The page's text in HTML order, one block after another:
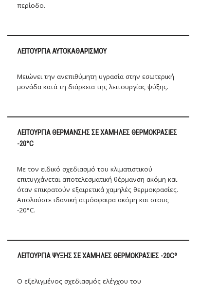
περίοδο.
ΛΕΙΤΟΥΡΓΊΑ ΑΥΤΟΚΑΘΑΡΙΣΜΟΎ
Μειώνει την ανεπιθύμητη υγρασία στην εσωτερική
μονάδα κατά τη διάρκεια της λειτουργίας ψύξης.
ΛΕΙΤΟΥΡΓΊΑ ΘΈΡΜΑΝΣΗΣ ΣΕ ΧΑΜΗΛΈΣ ΘΕΡΜΟΚΡΑΣΊΕΣ
-20°C
Με τον ειδικό σχεδιασμό του κλιματιστικού
επιτυγχάνεται αποτελεσματική θέρμανση ακόμη και
όταν επικρατούν εξαιρετικά χαμηλές θερμοκρασίες.
Απολαύστε ιδανική ατμόσφαιρα ακόμη και στους
-20°C.
ΛΕΙΤΟΥΡΓΊΑ ΨΎΞΗΣ ΣΕ ΧΑΜΗΛΈΣ ΘΕΡΜΟΚΡΑΣΊΕΣ -20Cº
Ο εξελιγμένος σχεδιασμός ελέγχου του